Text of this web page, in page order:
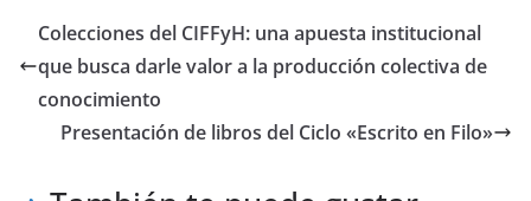
e
st
e
dI
Colecciones del CIFFyH: una apuesta institucional
que busca darle valor a la producción colectiva de
conocimiento
Presentación de libros del Ciclo «Escrito en Filo»